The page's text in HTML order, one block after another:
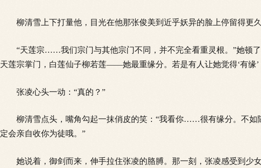
柳清雪上下打量他，目光在他那张俊美到近乎妖异的脸上停留得更久
“天莲宗……我们宗门与其他宗门不同，并不完全看重灵根。”她顿
天莲宗掌门，白莲仙子柳若莲——她最重缘分。若是有人让她觉得‘有缘
张凌心头一动：“真的？”
柳清雪点头，嘴角勾起一抹俏皮的笑：“我看你……很有缘分。不如
定会亲自收你为徒哦。”
她说着，御剑而来，伸手拉住张凌的胳膊。那一刻，张凌感受到少